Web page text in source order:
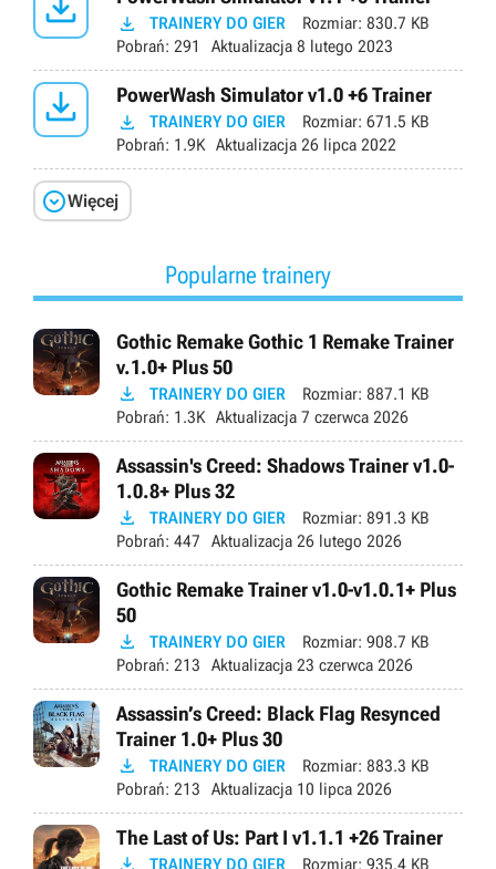
 TRAINERY DO GIER Rozmiar: 830.7 KB
Pobrań: 291 Aktualizacja 8 lutego 2023
 PowerWash Simulator v1.0 +6 Trainer
 TRAINERY DO GIER Rozmiar: 671.5 KB
Pobrań: 1.9K Aktualizacja 26 lipca 2022
Więcej
Popularne trainery
Gothic Remake Gothic 1 Remake Trainer
v.1.0+ Plus 50
 TRAINERY DO GIER Rozmiar: 887.1 KB
Pobrań: 1.3K Aktualizacja 7 czerwca 2026
Assassin's Creed: Shadows Trainer v1.0-
1.0.8+ Plus 32
 TRAINERY DO GIER Rozmiar: 891.3 KB
Pobrań: 447 Aktualizacja 26 lutego 2026
Gothic Remake Trainer v1.0-v1.0.1+ Plus
50
 TRAINERY DO GIER Rozmiar: 908.7 KB
Pobrań: 213 Aktualizacja 23 czerwca 2026
Assassin’s Creed: Black Flag Resynced
Trainer 1.0+ Plus 30
 TRAINERY DO GIER Rozmiar: 883.3 KB
Pobrań: 213 Aktualizacja 10 lipca 2026
The Last of Us: Part I v1.1.1 +26 Trainer
TRAINERY DO GIER Rozmiar: 935.4 KB